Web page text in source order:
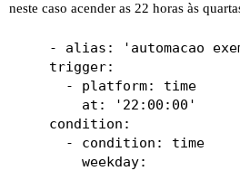
neste caso acender as 22 horas às
- alias: 'automacao
    trigger:
      - platform: time
        at: '22:00:00'
    condition:
      - condition: time
        weekday: